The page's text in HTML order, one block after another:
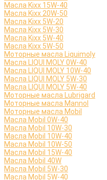
Масла Kixx 15W-40
Масла Kixx 20W-50
Масла Kixx 5W-20
Масла Kixx 5W-30
Масла Kixx 5W-40
Масла Kixx 5W-50
Моторные масла Liquimoly
Масла LIQUI MOLY 0W-40
Масла LIQUI MOLY 10W-40
Масла LIQUI MOLY 5W-30
Масла LIQUI MOLY 5W-40
Моторные масла Lubrigard
Моторные масла Mannol
Моторные масла Mobil
Масла Mobil 0W-40
Масла Mobil 10W-30
Масла Mobil 10W-40
Масла Mobil 10W-50
Масла Mobil 15W-40
Масла Mobil 40W
Масла Mobil 5W-30
Масла Mobil 5W-40